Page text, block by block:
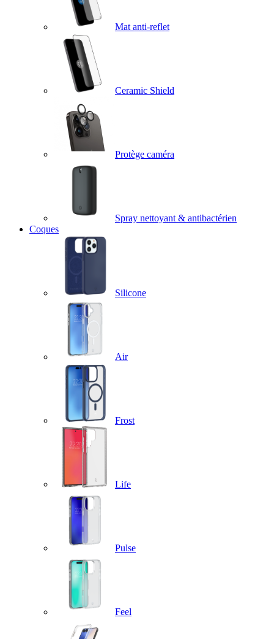
Mat anti-reflet
Ceramic Shield
Protège caméra
Spray nettoyant & antibactérien
Coques
Silicone
Air
Frost
Life
Pulse
Feel